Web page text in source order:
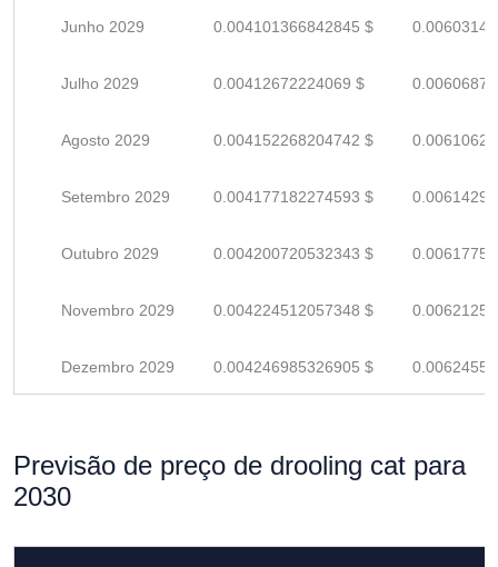
Junho 2029 0.004101366842845 $
Julho 2029 0.00412672224069 $
Agosto 2029 0.004152268204742 $
Setembro 2029 0.004177182274593 $
Outubro 2029 0.004200720532343 $
Novembro 2029 0.004224512057348 $
Dezembro 2029 0.004246985326905 $
Previsão de preço de drooling cat para
2030